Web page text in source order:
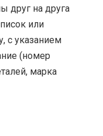
друг на друга
или
с указанием
(номер
марка